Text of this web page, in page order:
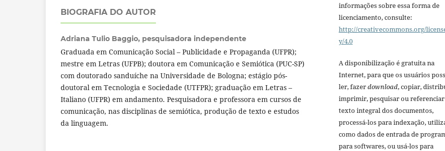
BIOGRAFIA DO AUTOR
Adriana Tulio Baggio, pesquisadora independente
Graduada em Comunicação Social – Publicidade e Propaganda (UFPR);
mestre em Letras (UFPB); doutora em Comunicação e Semiótica (PUC-SP)
com doutorado sanduíche na Universidade de Bologna; estágio pós-
doutoral em Tecnologia e Sociedade (UTFPR); graduação em Letras –
Italiano (UFPR) em andamento. Pesquisadora e professora em cursos de
comunicação, nas disciplinas de semiótica, produção de texto e estudos
da linguagem.
informações sobre essa forma de
licenciamento, consulte:
http://creativecommons.org/
y/4.0
A disponibilização é gratuita na
Internet, para que os usuários
ler, fazerdownload, copiar,
imprimir, pesquisar ou
texto integral dos documentos,
processá-los para indexação,
como dados de entrada de
para softwares, ou usá-los para